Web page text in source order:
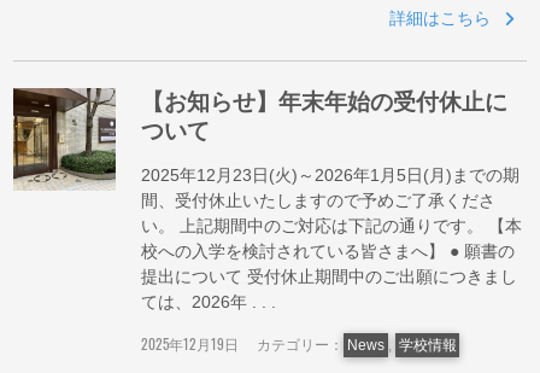
詳細はこちら
【お知らせ】年末年始の受付休止に
ついて
2025年12月23日(火)～2026年1月5日(月)までの期
間、受付休止いたしますので予めご了承くださ
い。 上記期間中のご対応は下記の通りです。 【本
校への入学を検討されている皆さまへ】 ● 願書の
提出について 受付休止期間中のご出願につきまし
ては、2026年 . . .
2025年12月19日 カテゴリー： News 学校情報